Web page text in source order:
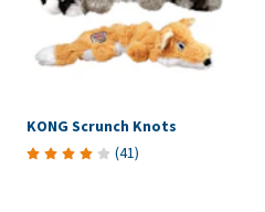
KONG Scrunch Knots
(41)